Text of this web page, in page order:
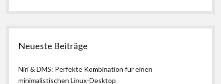
Neueste Beiträge
Niri & DMS: Perfekte Kombination für einen
minimalistischen Linux-Desktop